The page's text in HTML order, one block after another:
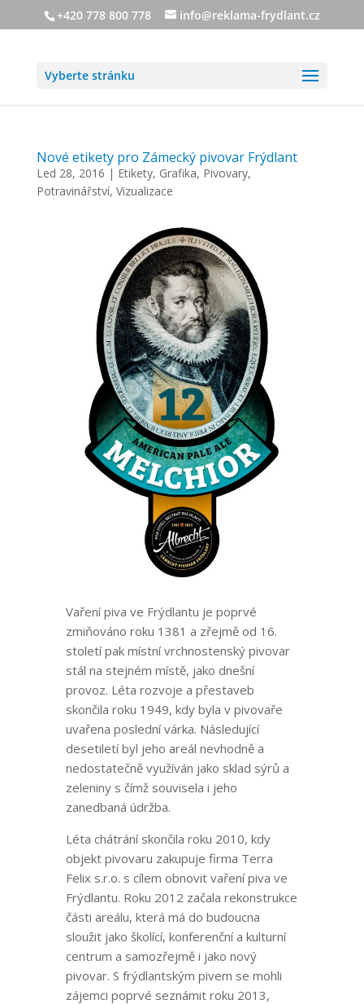
+420 778 800 778 info@reklama-frydlant.cz
Vyberte stránku
Nové etikety pro Zámecký pivovar Frýdlant
Led 28, 2016 | Etikety, Grafika, Pivovary,
Potravinářství, Vizualizace
Vaření piva ve Frýdlantu je poprvé
zmiňováno roku 1381 a zřejmě od 16.
století pak místní vrchnostenský pivovar
stál na stejném místě, jako dnešní
provoz. Léta rozvoje a přestaveb
skončila roku 1949, kdy byla v pivovaře
uvařena poslední várka. Následující
desetiletí byl jeho areál nevhodně a
nedostatečně využíván jako sklad sýrů a
zeleniny s čímž souvisela i jeho
zanedbaná údržba.
Léta chátrání skončila roku 2010, kdy
objekt pivovaru zakupuje firma Terra
Felix s.r.o. s cílem obnovit vaření piva ve
Frýdlantu. Roku 2012 začala rekonstrukce
části areálu, která má do budoucna
sloužit jako školící, konferenční a kulturní
centrum a samozřejmě i jako nový
pivovar. S frýdlantským pivem se mohli
zájemci poprvé seznámit roku 2013,